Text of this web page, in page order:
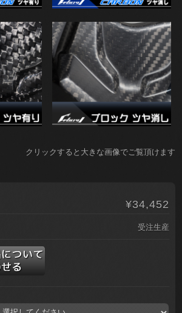
クリックすると大きな画像でご覧頂けます
¥34,452
受注生産